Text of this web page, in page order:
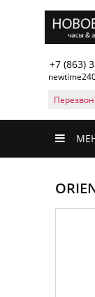
+7 (863)